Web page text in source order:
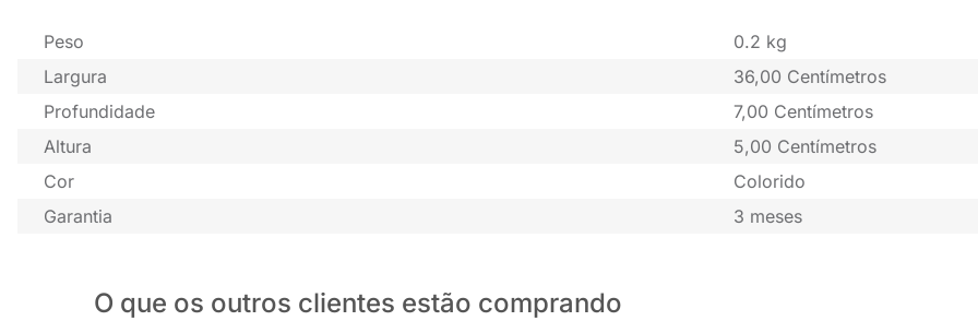
Peso
0.2 kg
Largura
36,00 Centímetros
Profundidade
7,00 Centímetros
Altura
5,00 Centímetros
Cor
Colorido
Garantia
3 meses
O que os outros clientes estão comprando